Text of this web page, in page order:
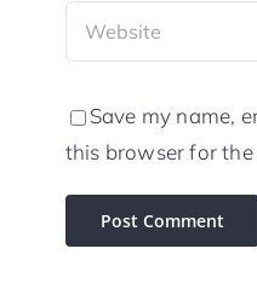
Save my name,
this browser for